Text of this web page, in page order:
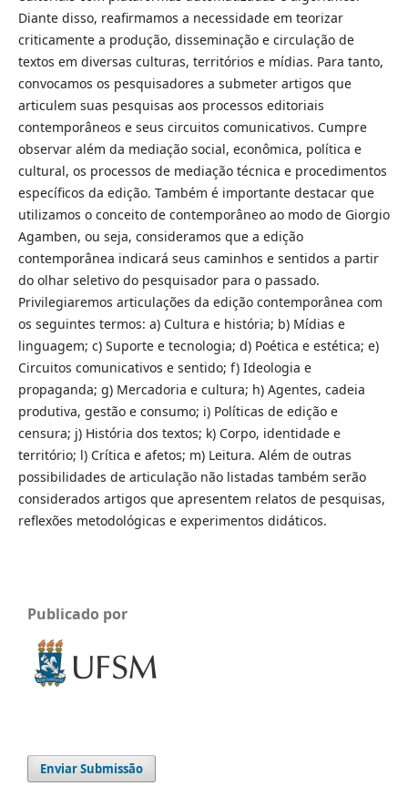
Diante disso, reafirmamos a necessidade em teorizar
criticamente a produção, disseminação e circulação de
textos em diversas culturas, territórios e mídias. Para tanto,
convocamos os pesquisadores a submeter artigos que
articulem suas pesquisas aos processos editoriais
contemporâneos e seus circuitos comunicativos. Cumpre
observar além da mediação social, econômica, política e
cultural, os processos de mediação técnica e procedimentos
específicos da edição. Também é importante destacar que
utilizamos o conceito de contemporâneo ao modo de Giorgio
Agamben, ou seja, consideramos que a edição
contemporânea indicará seus caminhos e sentidos a partir
do olhar seletivo do pesquisador para o passado.
Privilegiaremos articulações da edição contemporânea com
os seguintes termos: a) Cultura e história; b) Mídias e
linguagem; c) Suporte e tecnologia; d) Poética e estética; e)
Circuitos comunicativos e sentido; f) Ideologia e
propaganda; g) Mercadoria e cultura; h) Agentes, cadeia
produtiva, gestão e consumo; i) Políticas de edição e
censura; j) História dos textos; k) Corpo, identidade e
território; l) Crítica e afetos; m) Leitura. Além de outras
possibilidades de articulação não listadas também serão
considerados artigos que apresentem relatos de pesquisas,
reflexões metodológicas e experimentos didáticos.
Publicado por
Enviar Submissão